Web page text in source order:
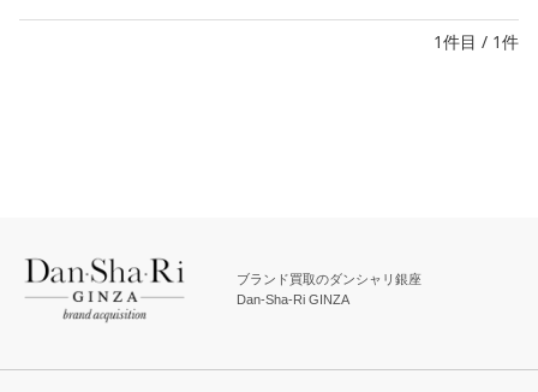
1件目 / 1件
ブランド買取のダンシャリ銀座
Dan-Sha-Ri GINZA